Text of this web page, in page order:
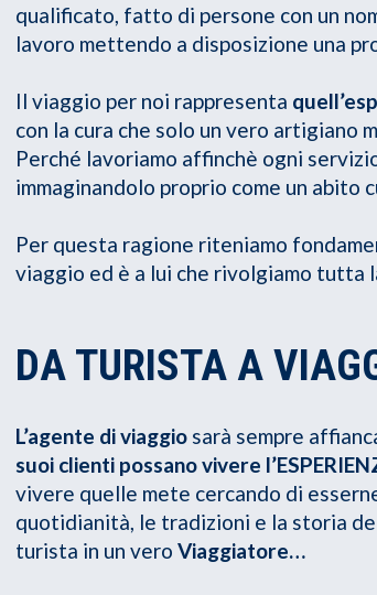
qualificato, fatto di persone con un
lavoro mettendo a disposizione una
Il viaggio per noi rappresenta
con la cura che solo un vero artigiano
Perché lavoriamo affinchè ogni
immaginandolo proprio come un abito
Per questa ragione riteniamo
viaggio ed è a lui che rivolgiamo tutta
DA TURISTA A
L’agente di viaggio sarà sempre
suoi clienti possano vivere
vivere quelle mete cercando di
quotidianità, le tradizioni e la storia
turista in un vero Viaggiatore…